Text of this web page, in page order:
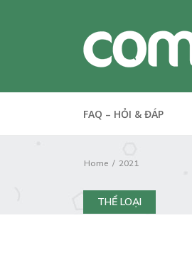
FAQ – HỎI & ĐÁP
Home 2021
THỂ LOẠI